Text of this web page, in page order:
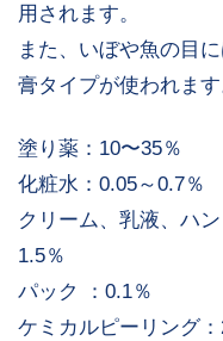
用されます。
また、いぼや魚の目
膏タイプが使われます
塗り薬：10〜35％
化粧水：0.05～0.7％
クリーム、乳液、ハ
1.5％
パック ：0.1％
ケミカルピーリング：